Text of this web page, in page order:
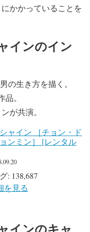
かかっていることを
インのイン
の生き方を描く。
。
が共演。
ャイン ［チョン・ド
ンミン］ [レンタル
: 138,687
を見る